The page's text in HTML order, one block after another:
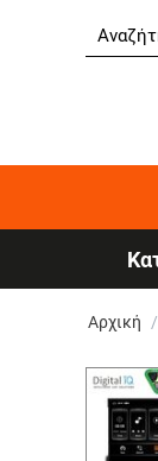
Αρχική /